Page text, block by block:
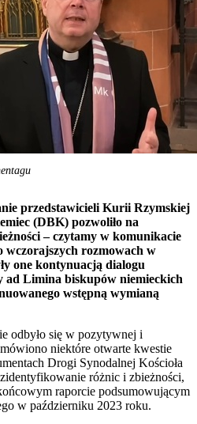
przedstawicieli Kurii Rzymskiej
(DBK) pozwoliło na
– czytamy w komunikacie
rozmowach w
one kontynuacją dialogu
ad Limina biskupów niemieckich
wstępną wymianą
odbyło się w pozytywnej i
niektóre otwarte kwestie
Drogi Synodalnej Kościoła
różnic i zbieżności,
raporcie podsumowującym
w październiku 2023 roku.